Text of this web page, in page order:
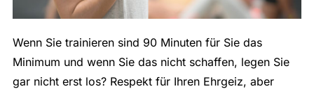
Wenn Sie trainieren sind 90 Minuten für Sie das
Minimum und wenn Sie das nicht schaffen, legen Sie
gar nicht erst los? Respekt für Ihren Ehrgeiz, aber